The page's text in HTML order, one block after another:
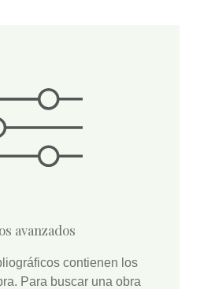
avanzados
contienen los
Para buscar una obra